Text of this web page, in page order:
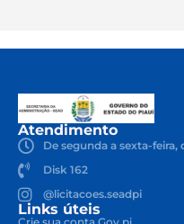
Planejamento da
outras atividades
atuação que lhe
Atendimento
De segunda a sexta-feira,
Disk 162
@licitacoes.seadpi
Links úteis